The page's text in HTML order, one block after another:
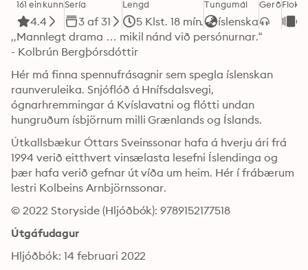
161 einkunn
4.4
Sería
3 af 31
Lengd
5 Klst. 18 mín.
Tungumál
íslenska
Gerð
,,Mannlegt drama … mikil nánd við persónurnar.“
- Kolbrún Bergþórsdóttir
Hér má finna spennufrásagnir sem spegla íslenskan
raunveruleika. Snjóflóð á Hnífsdalsvegi,
ógnarhremmingar á Kvíslavatni og flótti undan
hungruðum ísbjörnum milli Grænlands og Íslands.
Útkallsbækur Óttars Sveinssonar hafa á hverju ári frá
1994 verið eitthvert vinsælasta lesefni Íslendinga og
þær hafa verið gefnar út víða um heim. Hér í frábærum
lestri Kolbeins Arnbjörnssonar.
© 2022 Storyside (Hljóðbók): 9789152177518
Útgáfudagur
Hljóðbók: 14 februari 2022